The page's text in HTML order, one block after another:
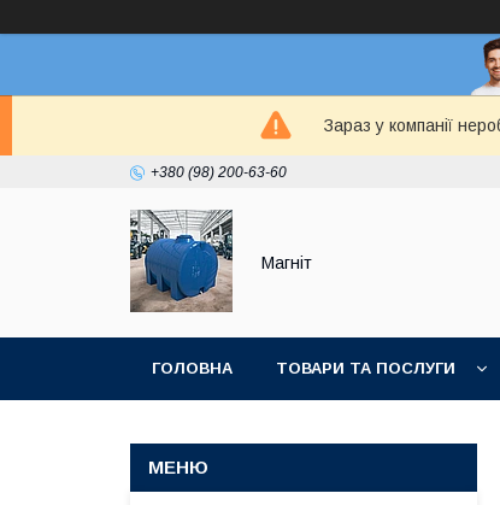
Зараз у компанії
+380 (98) 200-63-60
Магніт
ГОЛОВНА ТОВАРИ ТА ПОСЛУГИ